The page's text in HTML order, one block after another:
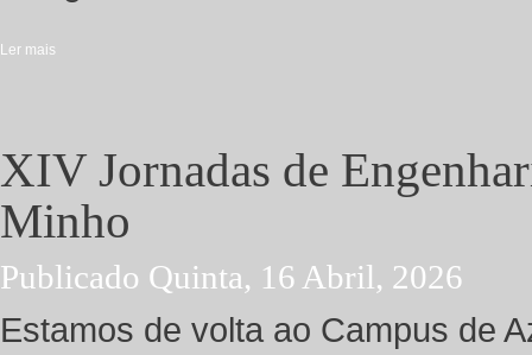
Ler mais
XIV Jornadas de
Minho
Publicado Quinta, 16 Abril, 2026
Estamos de volta ao Campus de